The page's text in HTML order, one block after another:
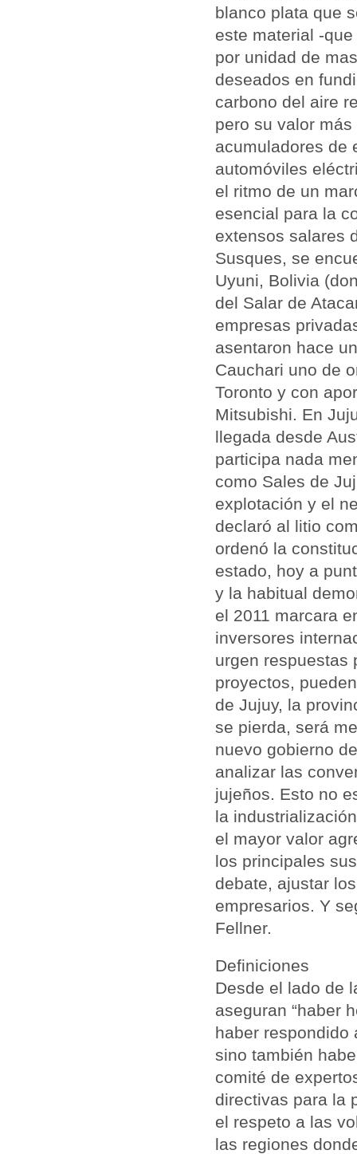
blanco plata que
este material -
por unidad de
deseados en
carbono del aire
pero su valor
acumuladores de
automóviles
el ritmo de un
esencial para la
extensos salares
Susques, se
Uyuni, Bolivia
del Salar de
empresas
asentaron hace
Cauchari uno de
Toronto y con
Mitsubishi. En
llegada desde
participa nada
como Sales de
explotación y el
declaró al litio
ordenó la
estado, hoy a
y la habitual
el 2011 marcara
inversores
urgen respuestas
proyectos,
de Jujuy, la
se pierda, será
nuevo gobierno
analizar las
jujeños. Esto no
la
el mayor valor
los principales
debate, ajustar
empresarios. Y
Fellner.
Definiciones
Desde el lado de
aseguran “haber
haber respondido
sino también
comité de
directivas para la
el respeto a las
las regiones